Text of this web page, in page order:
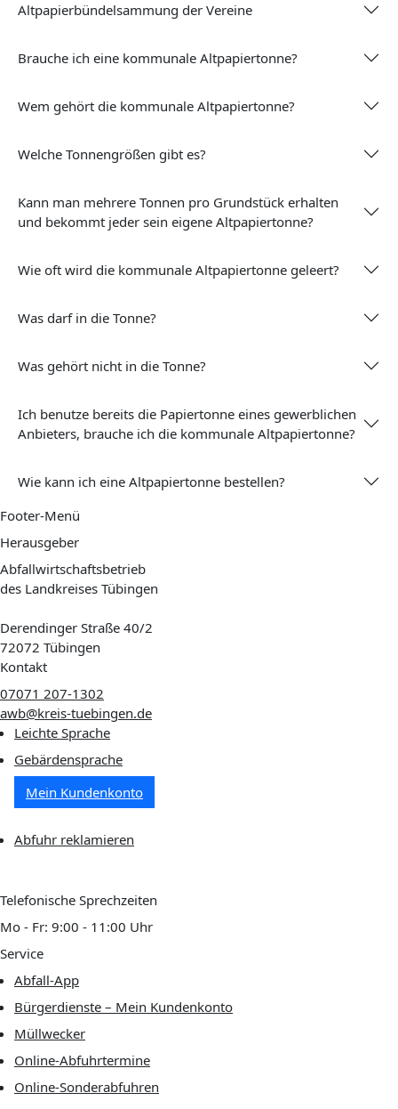
Altpapierbündelsammung der Vereine
Brauche ich eine kommunale Altpapiertonne?
Wem gehört die kommunale Altpapiertonne?
Welche Tonnengrößen gibt es?
Kann man mehrere Tonnen pro Grundstück erhalten
und bekommt jeder sein eigene Altpapiertonne?
Wie oft wird die kommunale Altpapiertonne geleert?
Was darf in die Tonne?
Was gehört nicht in die Tonne?
Ich benutze bereits die Papiertonne eines gewerblichen
Anbieters, brauche ich die kommunale Altpapiertonne?
Wie kann ich eine Altpapiertonne bestellen?
Footer-Menü
Herausgeber
Abfallwirtschaftsbetrieb
des Landkreises Tübingen
Derendinger Straße 40/2
72072 Tübingen
Kontakt
07071 207-1302
awb@kreis-tuebingen.de
Leichte Sprache
Gebärdensprache
Mein Kundenkonto
Abfuhr reklamieren
Telefonische Sprechzeiten
Mo - Fr: 9:00 - 11:00 Uhr
Service
Abfall-App
Bürgerdienste – Mein Kundenkonto
Müllwecker
Online-Abfuhrtermine
Online-Sonderabfuhren